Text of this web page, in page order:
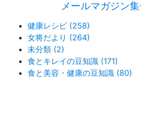
メールマガジン
健康レシピ (258)
女将だより (264)
未分類 (2)
食とキレイの豆知識 (171)
食と美容・健康の豆知識 (80)